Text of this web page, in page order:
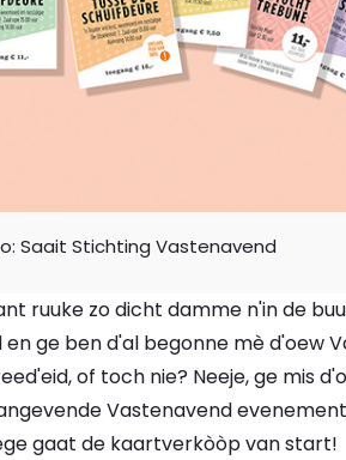
Saait Stichting Vastenavend
ruuke zo dicht damme n'in de
ge ben d'al begonne mè d'oew
of toch nie? Neeje, ge mis
Vastenavend
gaat de kaartverkòòp van start!